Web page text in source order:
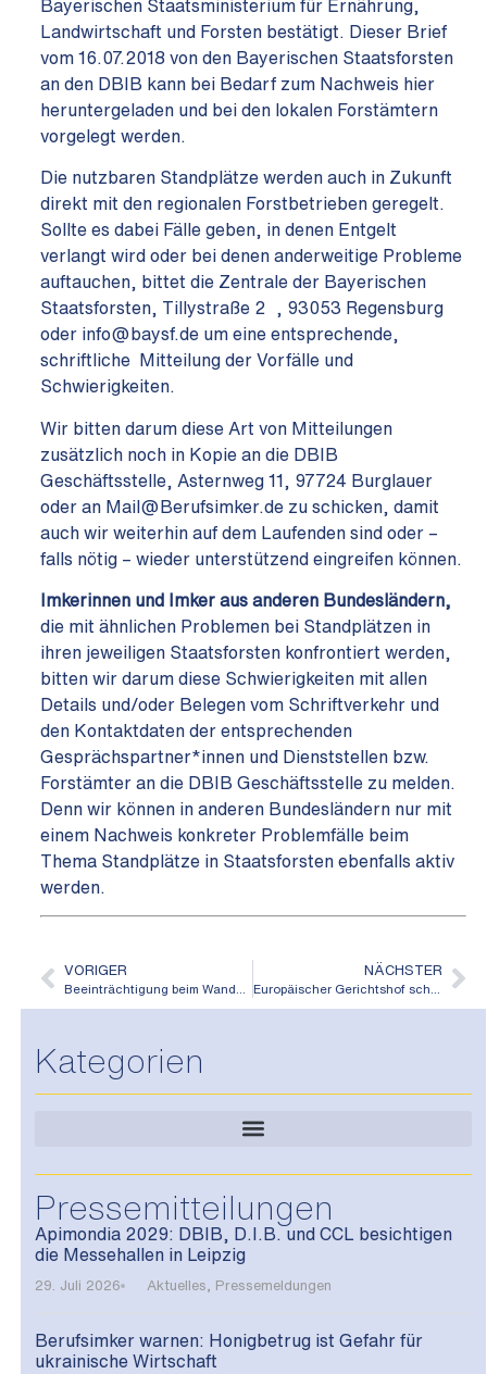
Bayerischen Staatsministerium für Ernährung,
Landwirtschaft und Forsten bestätigt.
Dieser Brief
vom 16.07.2018 von den Bayerischen Staatsforsten
an den DBIB kann bei Bedarf zum Nachweis hier
heruntergeladen und bei den lokalen Forstämtern
vorgelegt werden.
Die nutzbaren Standplätze werden auch in Zukunft
direkt mit den regionalen Forstbetrieben geregelt.
Sollte es dabei Fälle geben, in denen Entgelt
verlangt wird oder bei denen anderweitige Probleme
auftauchen, bittet die Zentrale der Bayerischen
Staatsforsten, Tillystraße 2 , 93053 Regensburg
oder info@baysf.de um eine entsprechende,
schriftliche Mitteilung der Vorfälle und
Schwierigkeiten.
Wir bitten darum diese Art von Mitteilungen
zusätzlich noch in Kopie an die DBIB
Geschäftsstelle, Asternweg 11, 97724 Burglauer
oder an Mail@Berufsimker.de zu schicken, damit
auch wir weiterhin auf dem Laufenden sind oder –
falls nötig – wieder unterstützend eingreifen können.
Imkerinnen und Imker aus anderen Bundesländern,
die mit ähnlichen Problemen bei Standplätzen in
ihren jeweiligen Staatsforsten konfrontiert werden,
bitten wir darum diese Schwierigkeiten mit allen
Details und/oder Belegen vom Schriftverkehr und
den Kontaktdaten der entsprechenden
Gesprächspartner*innen und Dienststellen bzw.
Forstämter an die DBIB Geschäftsstelle zu melden.
Denn wir können in anderen Bundesländern nur mit
einem Nachweis konkreter Problemfälle beim
Thema Standplätze in Staatsforsten ebenfalls aktiv
werden.
VORIGER NÄCHSTER
Kategorien
Pressemitteilungen
Apimondia 2029: DBIB, D.I.B. und CCL besichtigen
die Messehallen in Leipzig
29. Juli 2026 Aktuelles Pressemeldungen
Berufsimker warnen: Honigbetrug ist Gefahr für
ukrainische Wirtschaft